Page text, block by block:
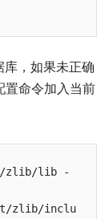
库，如果未正确
置命令加入当前
zlib/lib -
zlib/inclu